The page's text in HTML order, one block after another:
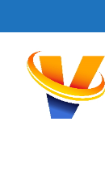
đến
dung